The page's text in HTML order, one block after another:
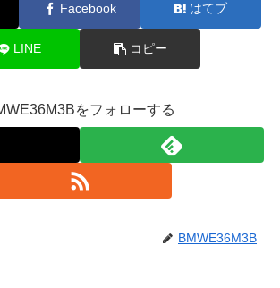
Facebook はてブ
LINE コピー
をフォローする
BMWE36M3B